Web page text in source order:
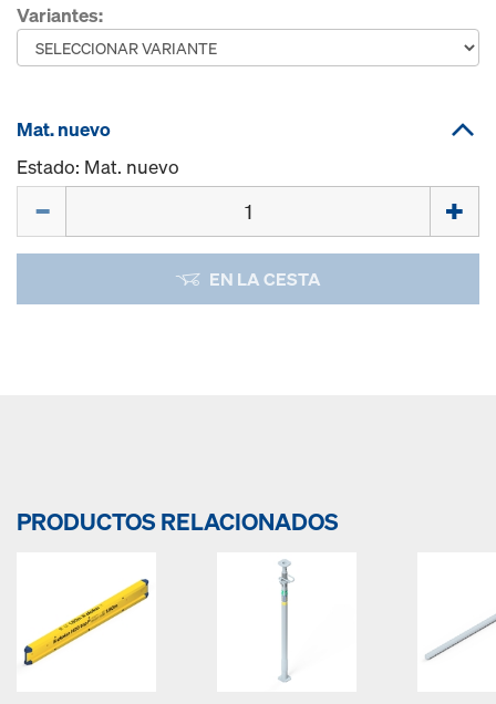
Variantes:
Mat. nuevo
Estado: Mat. nuevo
EN LA CESTA
PRODUCTOS RELACIONADOS